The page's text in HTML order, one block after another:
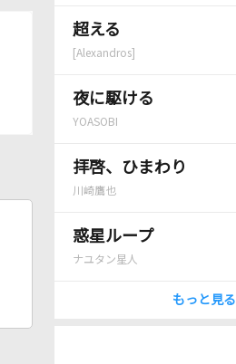
超える
[Alexandros]
夜に駆ける
YOASOBI
拝啓、ひまわり
川崎鷹也
惑星ループ
ナユタン星人
もっと見る